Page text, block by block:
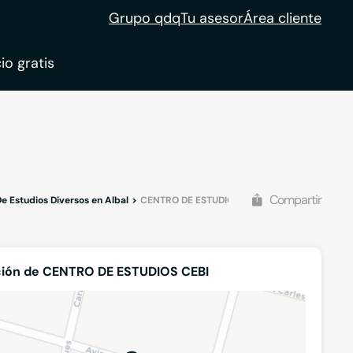
Grupo qdqTu asesorÁrea cliente
gratis
Estudios Diversos en Albal CENTRO DE ESTUDIOS CEBI Compartir
de CENTRO DE ESTUDIOS CEBI